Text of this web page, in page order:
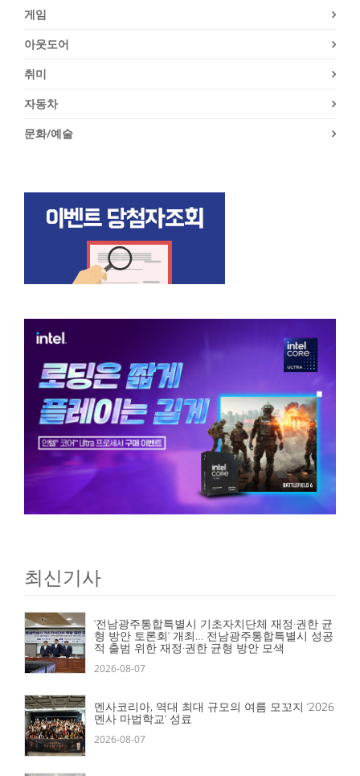
게임
아웃도어
취미
자동차
문화/예술
최신기사
‘전남광주통합특별시 기초자치단체 재정·권한 균
형 방안 토론회’ 개최… 전남광주통합특별시 성공
적 출범 위한 재정·권한 균형 방안 모색
2026-08-07
멘사코리아, 역대 최대 규모의 여름 모꼬지 ‘2026
멘사 마법학교’ 성료
2026-08-07